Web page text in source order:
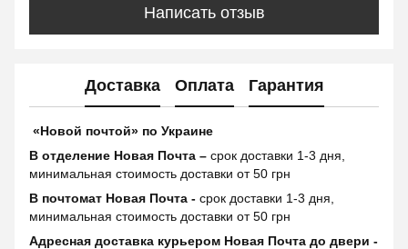
Написать отзыв
Доставка Оплата Гарантия
«Новой почтой» по Украине
В отделение Новая Почта – срок доставки 1-3 дня,
минимальная стоимость доставки от 50 грн
В почтомат Новая Почта - срок доставки 1-3 дня,
минимальная стоимость доставки от 50 грн
Адресная доставка курьером Новая Почта до двери -